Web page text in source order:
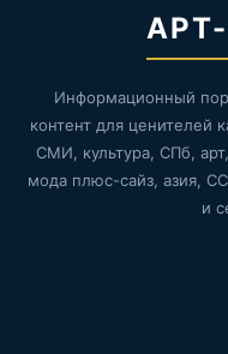
Информационный
контент для ценителей
СМИ, культура, СПб,
мода плюс-сайз, азия,
и